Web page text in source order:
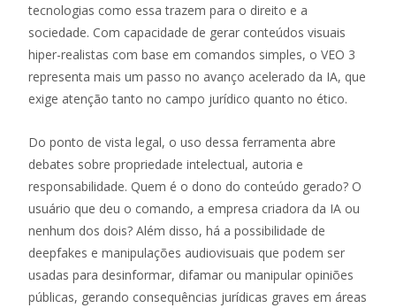
tecnologias como essa trazem para o direito e a
sociedade. Com capacidade de gerar conteúdos visuais
hiper-realistas com base em comandos simples, o VEO 3
representa mais um passo no avanço acelerado da IA, que
exige atenção tanto no campo jurídico quanto no ético.
Do ponto de vista legal, o uso dessa ferramenta abre
debates sobre propriedade intelectual, autoria e
responsabilidade. Quem é o dono do conteúdo gerado? O
usuário que deu o comando, a empresa criadora da IA ou
nenhum dos dois? Além disso, há a possibilidade de
deepfakes e manipulações audiovisuais que podem ser
usadas para desinformar, difamar ou manipular opiniões
públicas, gerando consequências jurídicas graves em áreas